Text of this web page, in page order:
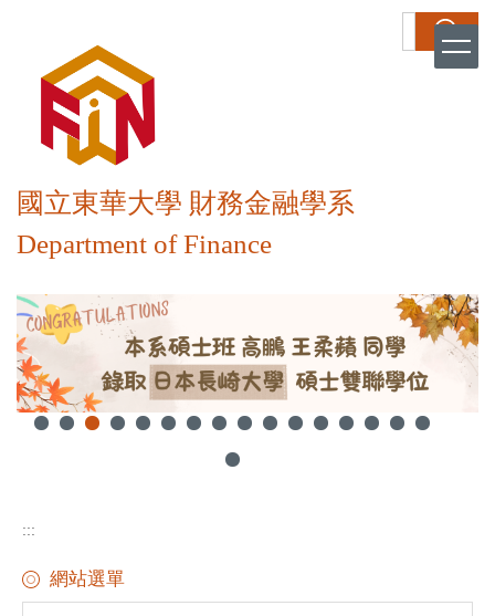
國立東華大學 財務金融學系
Department of Finance
搜尋
:::
網站選單